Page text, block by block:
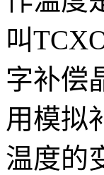
叫
字补偿
用模拟
温度的